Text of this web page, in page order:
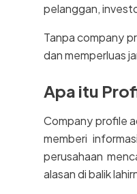
pelanggan,
Tanpa company
dan memperluas
Apa itu
Company profile
memberi
perusahaan
alasan di balik